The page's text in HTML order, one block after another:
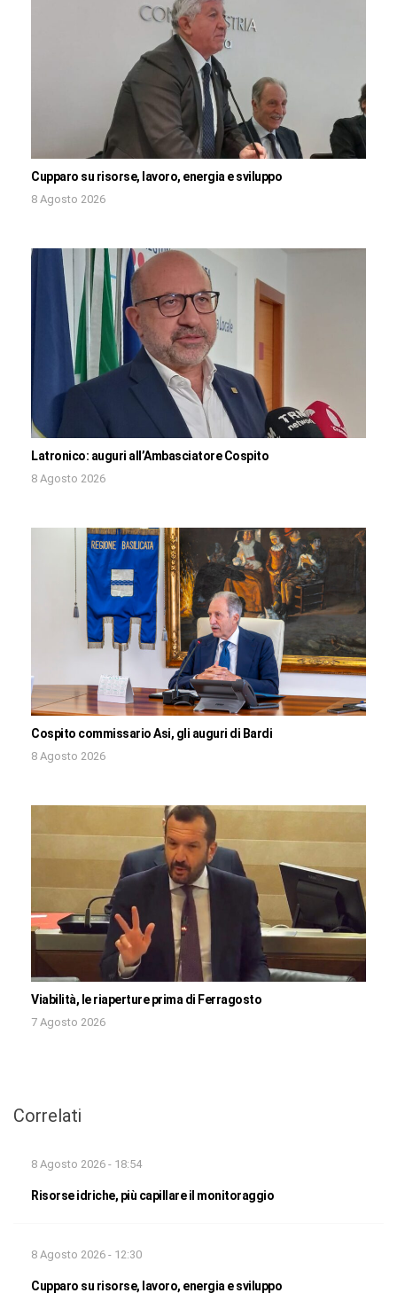
Cupparo su risorse, lavoro, energia e sviluppo
8 Agosto 2026
Latronico: auguri all’Ambasciatore Cospito
8 Agosto 2026
Cospito commissario Asi, gli auguri di Bardi
8 Agosto 2026
Viabilità, le riaperture prima di Ferragosto
7 Agosto 2026
Correlati
8 Agosto 2026 - 18:54
Risorse idriche, più capillare il monitoraggio
8 Agosto 2026 - 12:30
Cupparo su risorse, lavoro, energia e sviluppo